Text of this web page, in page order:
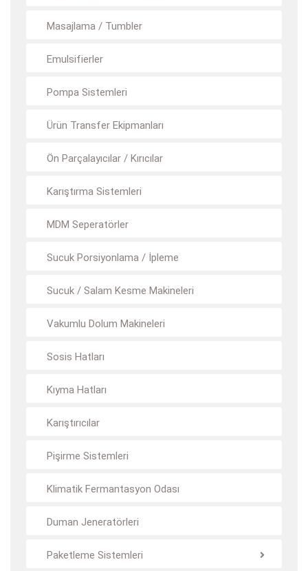
Masajlama / Tumbler
Emulsifierler
Pompa Sistemleri
Ürün Transfer Ekipmanları
Ön Parçalayıcılar / Kırıcılar
Karıştırma Sistemleri
MDM Seperatörler
Sucuk Porsiyonlama / İpleme
Sucuk / Salam Kesme Makineleri
Vakumlu Dolum Makineleri
Sosis Hatları
Kıyma Hatları
Karıştırıcılar
Pişirme Sistemleri
Klimatik Fermantasyon Odası
Duman Jeneratörleri
Paketleme Sistemleri